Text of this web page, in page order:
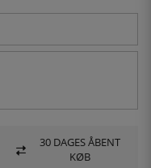
30 DAGES ÅBENT
KØB